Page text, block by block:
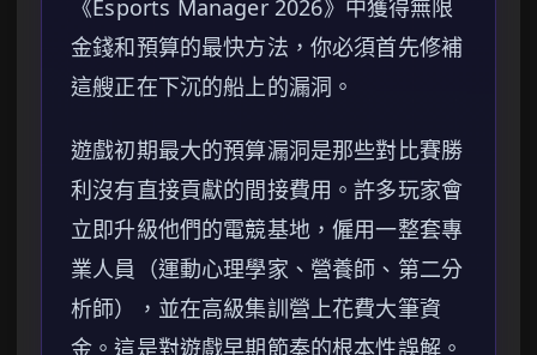
《Esports Manager 2026》中獲得無限
金錢和預算的最快方法，你必須首先修補
這艘正在下沉的船上的漏洞。
遊戲初期最大的預算漏洞是那些對比賽勝
利沒有直接貢獻的間接費用。許多玩家會
立即升級他們的電競基地，僱用一整套專
業人員（運動心理學家、營養師、第二分
析師），並在高級集訓營上花費大筆資
金。這是對遊戲早期節奏的根本性誤解。